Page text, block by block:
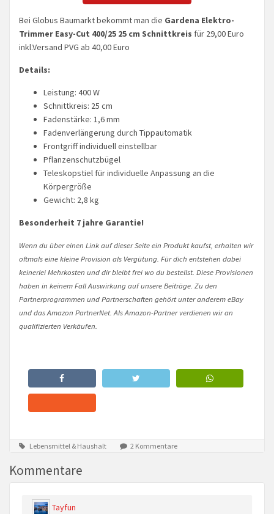
Bei Globus Baumarkt bekommt man die Gardena Elektro-
Trimmer Easy-Cut 400/25 25 cm Schnittkreis für 29,00 Euro
inkl.Versand PVG ab 40,00 Euro
Details:
Leistung: 400 W
Schnittkreis: 25 cm
Fadenstärke: 1,6 mm
Fadenverlängerung durch Tippautomatik
Frontgriff individuell einstellbar
Pflanzenschutzbügel
Teleskopstiel für individuelle Anpassung an die
Körpergröße
Gewicht: 2,8 kg
Besonderheit 7 jahre Garantie!
Wenn du über einen Link auf dieser Seite ein Produkt kaufst, erhalten wir
oftmals eine kleine Provision als Vergütung. Für dich entstehen dabei
keinerlei Mehrkosten und dir bleibt frei wo du bestellst. Diese Provisionen
haben in keinem Fall Auswirkung auf unsere Beiträge. Zu den
Partnerprogrammen und Partnerschaften gehört unter anderem eBay
und das Amazon PartnerNet. Als Amazon-Partner verdienen wir an
qualifizierten Verkäufen.
Lebensmittel & Haushalt 2 Kommentare
Kommentare
Tayfun